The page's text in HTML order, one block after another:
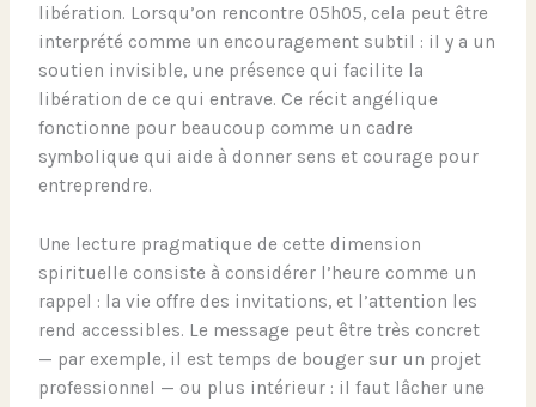
libération. Lorsqu’on rencontre 05h05, cela peut être
interprété comme un encouragement subtil : il y a un
soutien invisible, une présence qui facilite la
libération de ce qui entrave. Ce récit angélique
fonctionne pour beaucoup comme un cadre
symbolique qui aide à donner sens et courage pour
entreprendre.
Une lecture pragmatique de cette dimension
spirituelle consiste à considérer l’heure comme un
rappel : la vie offre des invitations, et l’attention les
rend accessibles. Le message peut être très concret
— par exemple, il est temps de bouger sur un projet
professionnel — ou plus intérieur : il faut lâcher une